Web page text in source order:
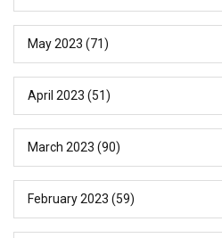
May 2023 (71)
April 2023 (51)
March 2023 (90)
February 2023 (59)